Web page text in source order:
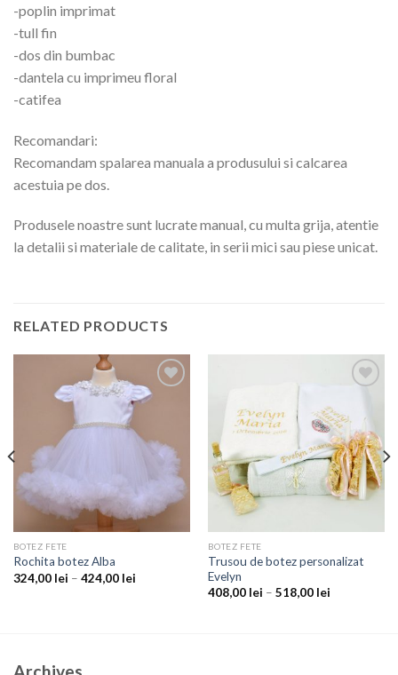
-poplin imprimat
-tull fin
-dos din bumbac
-dantela cu imprimeu floral
-catifea
Recomandari:
Recomandam spalarea manuala a produsului si calcarea
acestuia pe dos.
Produsele noastre sunt lucrate manual, cu multa grija, atentie
la detalii si materiale de calitate, in serii mici sau piese unicat.
RELATED PRODUCTS
Add to
BOTEZ FETE
Rochita botez Alba
324,00 lei – 424,00 lei
BOTEZ FETE
Trusou de botez personalizat
Evelyn
408,00 lei – 518,00 lei
Archives